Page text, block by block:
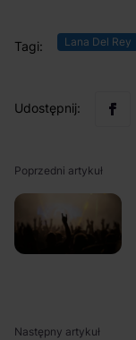
Tagi: Lana Del Rey
Udostępnij:
Poprzedni artykuł
Następny artykuł